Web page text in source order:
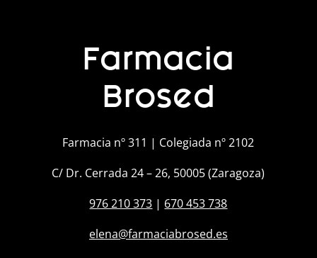
Farmacia
Brosed
Farmacia nº 311 | Colegiada nº 2102
C/ Dr. Cerrada 24 – 26, 50005 (Zaragoza)
976 210 373 | 670 453 738
elena@farmaciabrosed.es